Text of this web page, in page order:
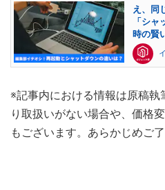
え、同
「シ
時の賢
※記事内における情報は原稿執
り取扱いがない場合や、価格
もございます。あらかじめご了